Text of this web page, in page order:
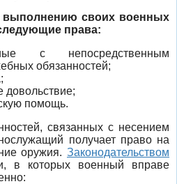
выполнению своих военных
права:
с непосредственным
обязанностей;
довольствие;
помощь.
связанных с несением
получает право на
оружия. Законодательством
в которых военный вправе